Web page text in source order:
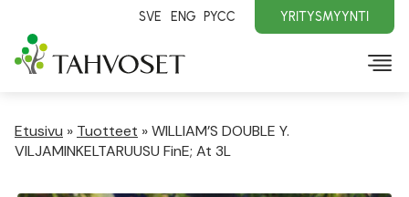
SVE ENG PYCC YRITYSMYYNTI
Etusivu » Tuotteet »WILLIAM’S DOUBLE Y.
VILJAMINKELTARUUSU FinE; At 3L